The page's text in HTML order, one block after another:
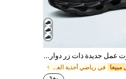
بوت عمل جديدة ذات زر دوار، بوت أمان ذات أصابع حماية من الصلب، بوت أمان تنفس، بوت حماية مقاومة للثقب، بوت عمل لا تقبل الكسر، بوت حماية أنيقة للرجال/النساء، بوت حماية متعددة الاستخدامات مضادة للصدمات والثقب، بوت خفيفة الوزن
في رياضي أحذية العمل والسلامة للرجال